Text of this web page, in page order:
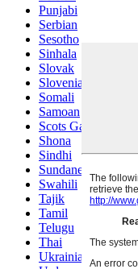
Punjabi
Serbian
Sesotho
Sinhala
Slovak
Slovenian
Somali
Samoan
Scots Gaelic
Shona
Sindhi
Sundanese
Swahili
Tajik
Tamil
Telugu
Thai
Ukrainian